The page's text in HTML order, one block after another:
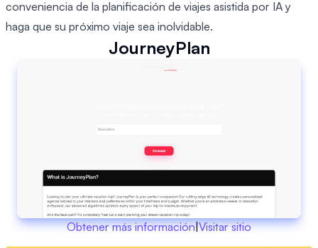
conveniencia de la planificación de viajes asistida por IA y
haga que su próximo viaje sea inolvidable.
JourneyPlan
Obtener más información|Visitar sitio